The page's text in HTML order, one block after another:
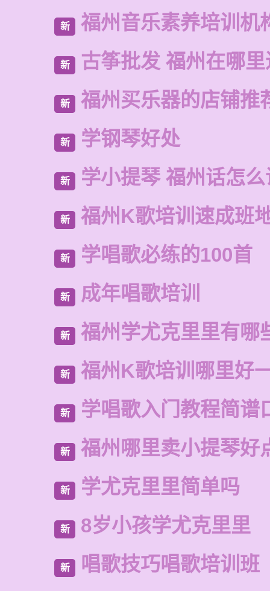
新 福州音乐素养培训机
新 古筝批发 福州在哪
新 福州买乐器的店铺推
新 学钢琴好处
新 学小提琴 福州话怎
新 福州K歌培训速成班
新 学唱歌必练的100首
新 成年唱歌培训
新 福州学尤克里里有哪
新 福州K歌培训哪里好
新 学唱歌入门教程简谱
新 福州哪里卖小提琴好
新 学尤克里里简单吗
新 8岁小孩学尤克里里
新 唱歌技巧唱歌培训班